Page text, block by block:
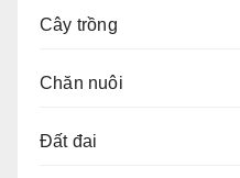
Cây trồng
Chăn nuôi
Đất đai